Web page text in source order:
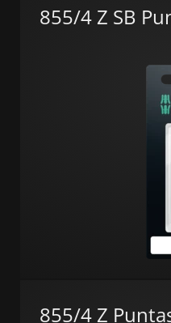
855/4 Z SB
855/4 Z